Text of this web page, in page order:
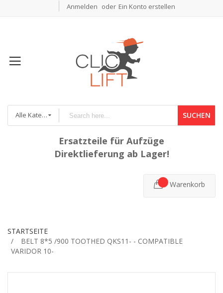
Anmelden Ein Konto erstellen
Alle Kategorien SUCHEN
Ersatzteile für Aufzüge
Direktlieferung ab Lager!
Warenkorb
STARTSEITE
BELT 8*5 /900 TOOTHED QKS11- - COMPATIBLE
VARIDOR 10-